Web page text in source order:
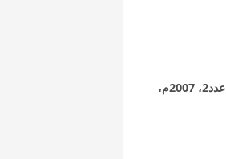
1- أحمد الصويعي شليبك، نظرية الظروف الطارئة، أركانها وشروطها، المجلة الأردنية في الدراسات الإسلامية، جامعة آل البيت، مجلد3، عدد2، 2007م،